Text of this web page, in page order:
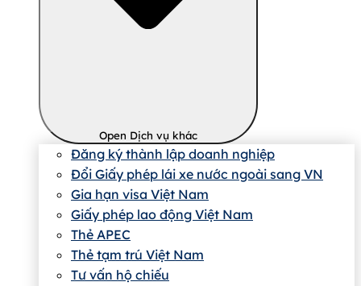
Open Dịch vụ khác
Đăng ký thành lập doanh nghiệp
Đổi Giấy phép lái xe nước ngoài sang VN
Gia hạn visa Việt Nam
Giấy phép lao động Việt Nam
Thẻ APEC
Thẻ tạm trú Việt Nam
Tư vấn hộ chiếu